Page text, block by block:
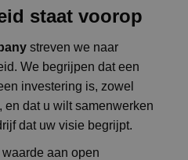
staat voorop
streven we naar
We begrijpen dat een
investering is, zowel
dat u wilt samenwerken
dat uw visie begrijpt.
aan open